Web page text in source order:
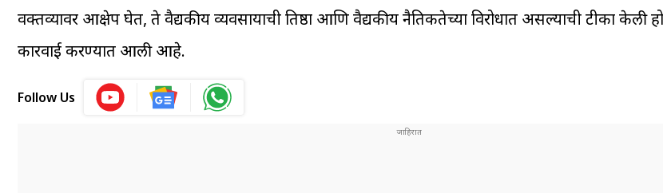
वक्तव्यावर आक्षेप घेत, ते वैद्यकीय व्यवसायाची प्रतिष्ठा आणि वैद्यकीय नैतिकतेच्या विरोधात असल्याची टीका केली
कारवाई करण्यात आली आहे.
Follow Us